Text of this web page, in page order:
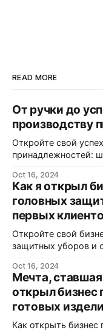
READ MORE
От ручки до
производству
Откройте свой
принадлежностей:
Oct 16, 2024
Как я открыл
головных
первых
Откройте свой
защитных уборов и
Oct 16, 2024
Мечта,
открыл бизнес
готовых
Как открыть бизнес